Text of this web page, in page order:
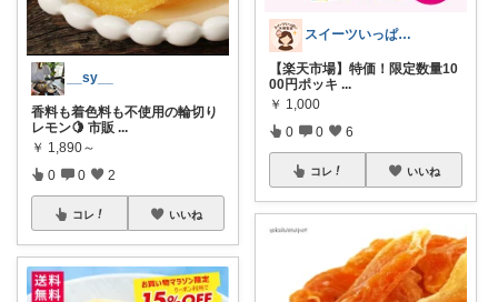
__sy__
香料も着色料も不使用の輪切り
レモン🍋 市販 ...
￥ 1,890～
0 0 2
コレ いいね
スイーツいっぱい大博覧会
【楽天市場】特価！限定数量10
00円ポッキ ...
￥ 1,000
0 0 6
コレ いいね